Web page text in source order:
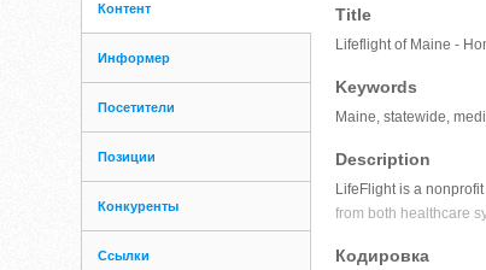
Контент
Информер
Посетители
Позиции
Конкуренты
Ссылки
Title
Lifeflight of Maine -
Keywords
Maine, statewide,
Description
LifeFlight is a
from both healthcare
Кодировка